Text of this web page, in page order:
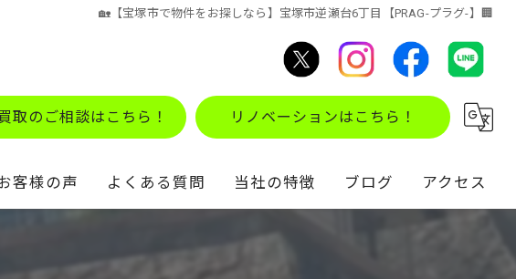
🏡【宝塚市で物件をお探しなら】宝塚市逆瀬台6丁目【PRAG-プラグ-】🏢
取のご相談はこちら！ リノベーションはこちら！
客様の声 よくある質問 当社の特徴 ブログ アクセス